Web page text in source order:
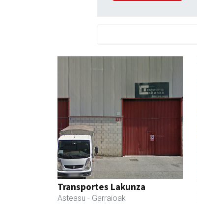
Transportes Lakunza
Asteasu - Garraioak